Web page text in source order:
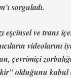
sorguladı.
eşcinsel ve trans
videolarını
çevrimiçi
olduğunu kabul